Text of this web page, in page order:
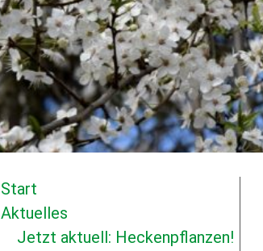
Start
Aktuelles
Jetzt aktuell: Heckenpflanzen!